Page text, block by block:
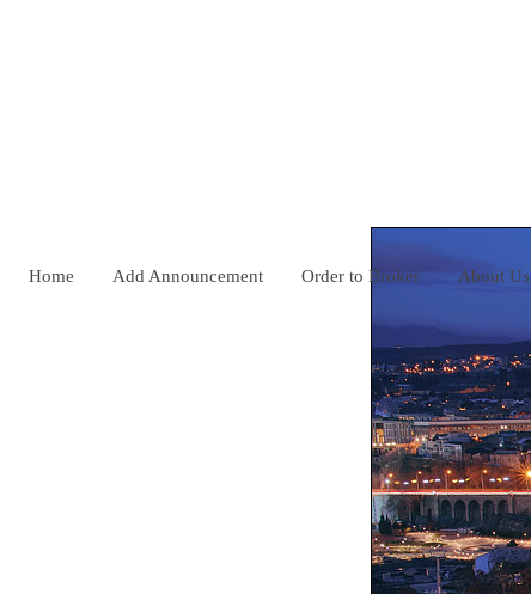
Home Add Announcement Order to Broker About Us